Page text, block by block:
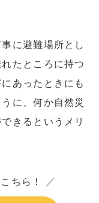
に避難場所とし
たところに持つ
あったときにも
に、何か自然災
きるというメリ
ちら！ ／